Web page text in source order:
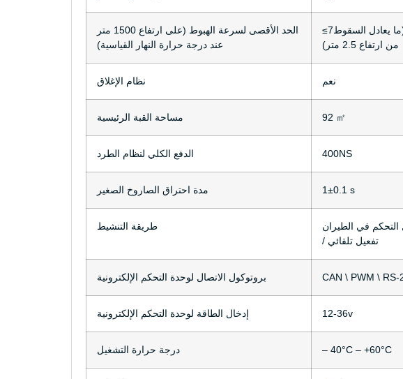
الحد الأقصى لسرعة الهبوط (على ارتفاع 1500 متر
عند درجة حرارة النهار القياسية)
≤7م/ث (ما يعادل السقوط
من ارتفاع 2.5 متر)
نظام الإغلاق نعم
مساحة القبة الرئيسية 92 ㎡
الدفع الكلي لنظام الطرد 400NS
مدة احتراق الصاروخ الصغير 1±0.1 s
طريقة التنشيط
/ تفعيل تلقائي
بروتوكول الاتصال لوحدة التحكم الإلكترونية CAN \ PWM \ RS-
إدخال الطاقة لوحدة التحكم الإلكترونية 12-36v
درجة حرارة التشغيل – 40°C – +60°C